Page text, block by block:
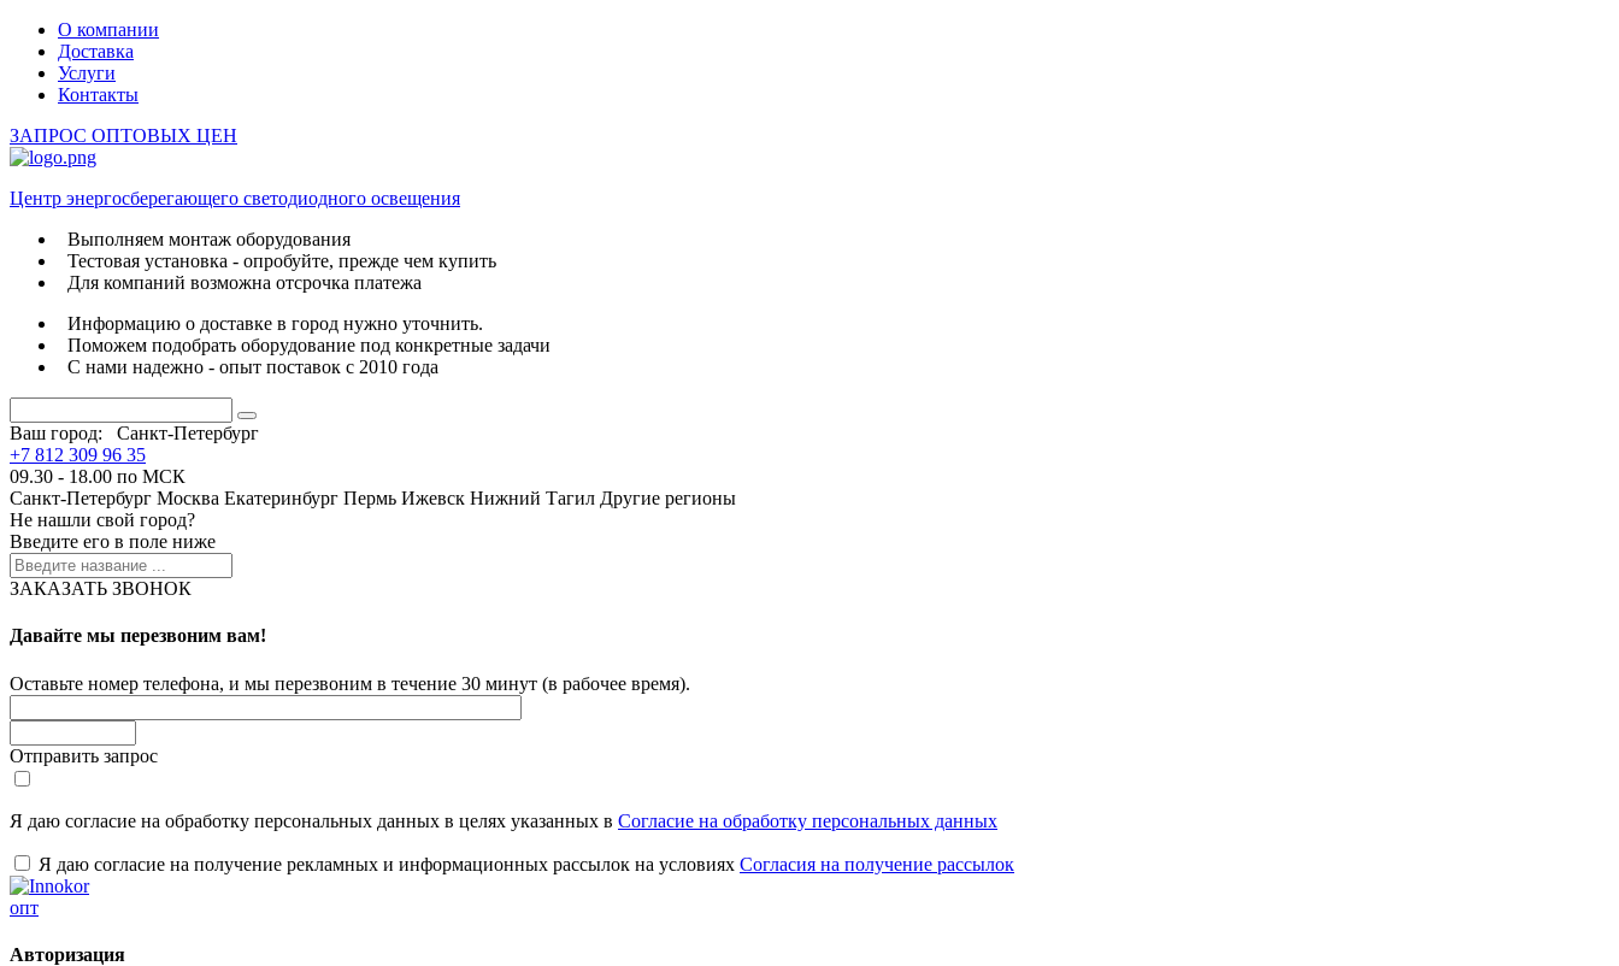
О компании
Доставка
Услуги
Контакты
ЗАПРОС ОПТОВЫХ ЦЕН
Центр энергосберегающего светодиодного освещения
Выполняем монтаж оборудования
Тестовая установка - опробуйте, прежде чем купить
Для компаний возможна отсрочка платежа
Информацию о доставке в город нужно уточнить.
Поможем подобрать оборудование под конкретные задачи
С нами надежно - опыт поставок с 2010 года
Ваш город:
Санкт-Петербург
+7 812 309 96 35
09.30 - 18.00 по МСК
Санкт-Петербург Москва Екатеринбург Пермь Ижевск Нижний Тагил Другие регионы
Не нашли свой город?
Введите его в поле ниже
ЗАКАЗАТЬ ЗВОНОК
Давайте мы перезвоним вам!
Оставьте номер телефона, и мы перезвоним в течение 30 минут (в рабочее время).
Отправить запрос
Я даю согласие на обработку персональных данных в целях указанных в Согласие на обработку персональных данных
Я даю согласие на получение рекламных и информационных рассылок на условиях Согласия на получение рассылок
опт
Авторизация